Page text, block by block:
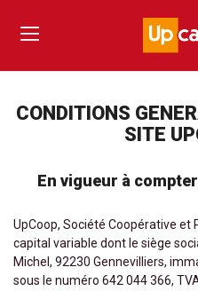
CONDITIONS
SITE
En vigueur à
UpCoop, Société Coopérative
capital variable dont le siège
Michel, 92230 Gennevilliers,
sous le numéro 642 044 366,